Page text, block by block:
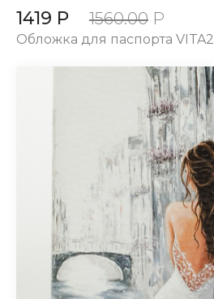
1419 Р 1560.00 Р
Обложка для паспорта VITA2